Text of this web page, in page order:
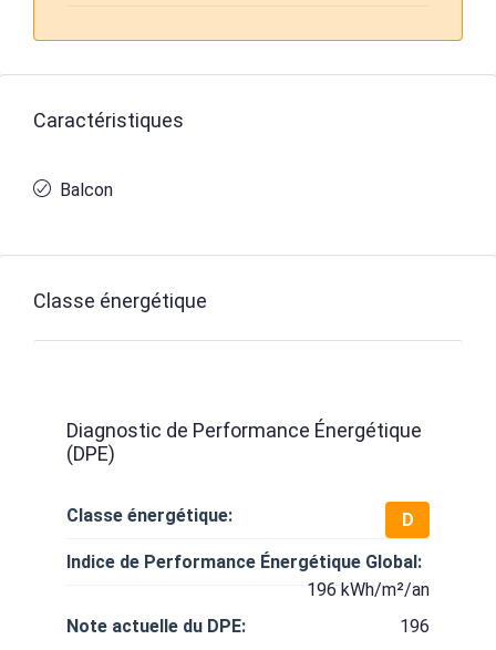
Caractéristiques
Balcon
Classe énergétique
Diagnostic de Performance Énergétique
(DPE)
Classe énergétique:
D
Indice de Performance Énergétique Global:
196 kWh/m²/an
Note actuelle du DPE:
196